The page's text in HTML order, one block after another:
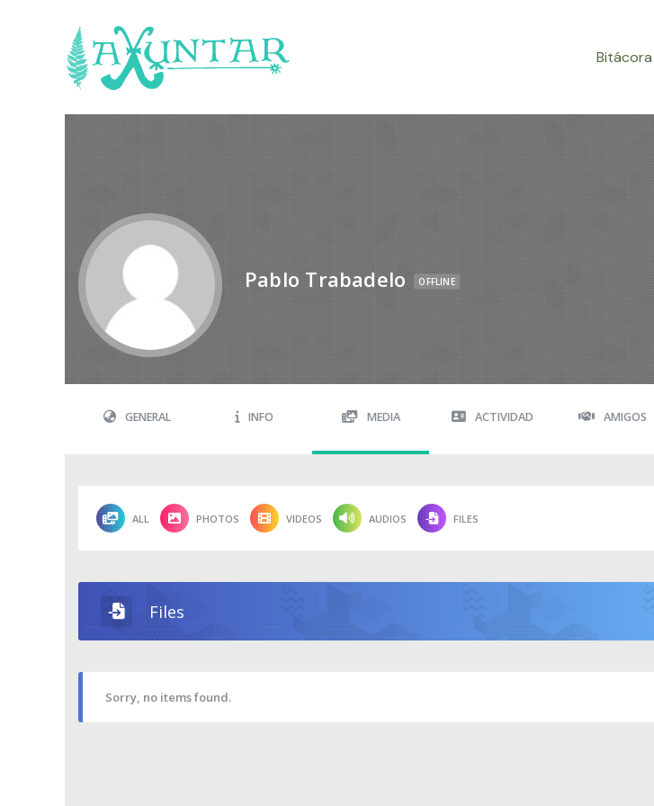
Bitácora
Pablo Trabadelo OFFLINE
GENERAL INFO MEDIA ACTIVIDAD AMIGOS
ALL PHOTOS VIDEOS AUDIOS FILES
Files
Sorry, no items found.